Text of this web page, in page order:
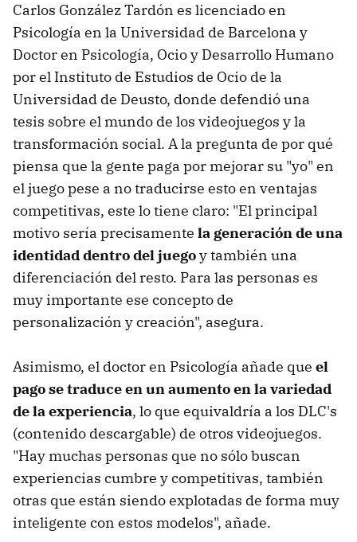
Carlos González Tardón es licenciado en
Psicología en la Universidad de Barcelona y
Doctor en Psicología, Ocio y Desarrollo Humano
por el Instituto de Estudios de Ocio de la
Universidad de Deusto, donde defendió una
tesis sobre el mundo de los videojuegos y la
transformación social. A la pregunta de por qué
piensa que la gente paga por mejorar su "yo" en
el juego pese a no traducirse esto en ventajas
competitivas, este lo tiene claro: "El principal
motivo sería precisamente la generación de una
identidad dentro del juegoy también una
diferenciación del resto. Para las personas es
muy importante ese concepto de
personalización y creación", asegura.
Asimismo, el doctor en Psicología añade que el
pago se traduce en un aumento en la variedad
de la experiencia, lo que equivaldría a los DLC's
(contenido descargable) de otros videojuegos.
"Hay muchas personas que no sólo buscan
experiencias cumbre y competitivas, también
otras que están siendo explotadas de forma muy
inteligente con estos modelos", añade.